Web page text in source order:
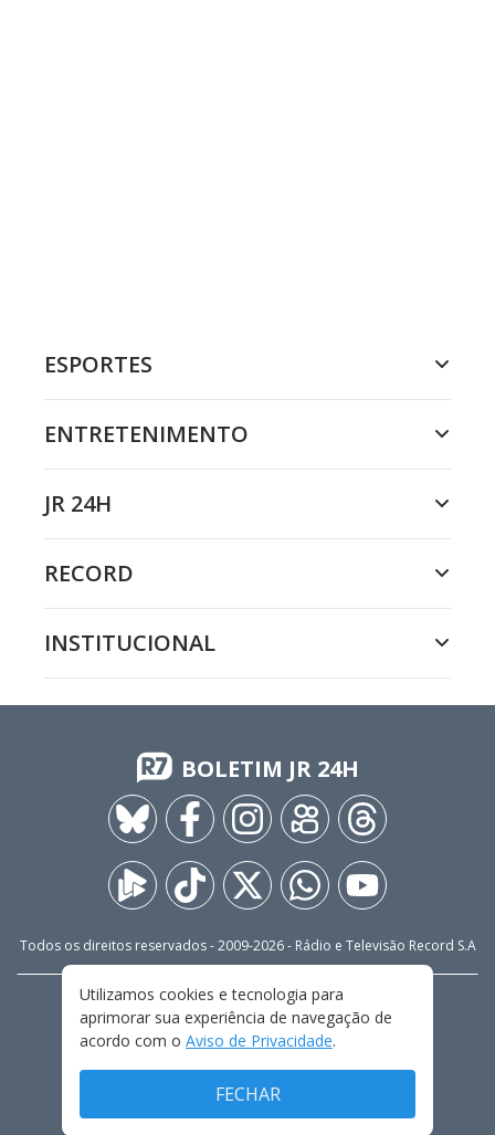
ESPORTES
ENTRETENIMENTO
JR 24H
RECORD
INSTITUCIONAL
BOLETIM JR 24H
Todos os direitos reservados - 2009-2026- Rádio e Televisão Record S.A
FALE CONOSCO
PRIVACIDADE
TERMOS E CONDIÇÕES DE USO
Utilizamos cookies e tecnologia para
aprimorar sua experiência de navegação de
acordo com o Aviso de Privacidade.
FECHAR